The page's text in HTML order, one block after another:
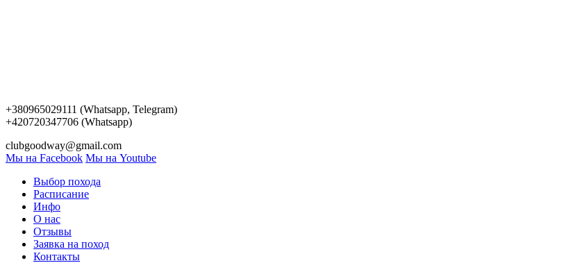
+380965029111 (Whatsapp, Telegram)
+420720347706 (Whatsapp)
clubgoodway@gmail.com
Мы на Facebook Мы на Youtube
Выбор похода
Расписание
Инфо
О нас
Отзывы
Заявка на поход
Контакты